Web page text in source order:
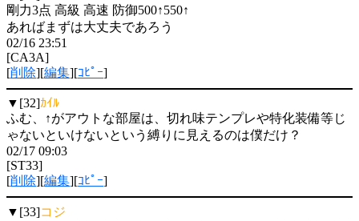
剛力3点 高級 高速 防御500↑550↑
あればまずは大丈夫であろう
02/16 23:51
[CA3A]
[削除][編集][ｺﾋﾟｰ]
▼[32]ｶｲﾙ
ふむ、↑がアウトな部屋は、切れ味テンプレや特化装備等じ
ゃないといけないという縛りに見えるのは僕だけ？
02/17 09:03
[ST33]
[削除][編集][ｺﾋﾟｰ]
▼[33]コジ